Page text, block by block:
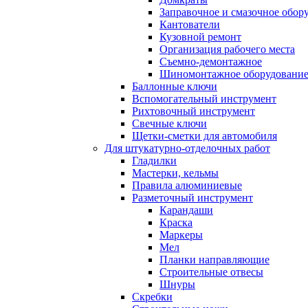
Заправочное и смазочное
Кантователи
Кузовной ремонт
Организация рабочего места
Съемно-демонтажное
Шиномонтажное оборудование
Баллонные ключи
Вспомогательный инструмент
Рихтовочный инструмент
Свечные ключи
Щетки-сметки для автомобиля
Для штукатурно-отделочных работ
Гладилки
Мастерки, кельмы
Правила алюминиевые
Разметочный инструмент
Карандаши
Краска
Маркеры
Мел
Планки направляющие
Строительные отвесы
Шнуры
Скребки